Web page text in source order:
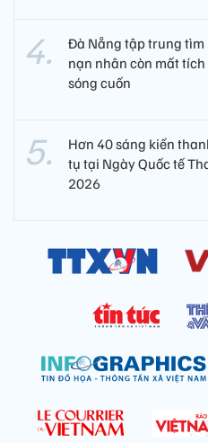
Đà Nẵng tập trung tìm
nạn nhân còn mất tích
sóng cuốn
Hơn 40 sáng kiến
tụ tại Ngày Quốc tế
2026